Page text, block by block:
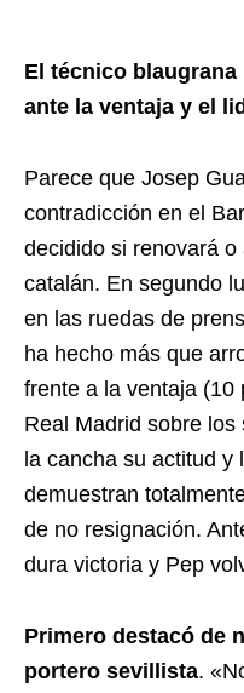
El técnico blaugrana
ante la ventaja y el
Parece que Josep
contradicción en el
decidido si renovará
catalán. En segundo
en las ruedas de
ha hecho más que
frente a la ventaja (10
Real Madrid sobre
la cancha su actitud y
demuestran
de no resignación.
dura victoria y Pep
Primero destacó de
portero sevillista.